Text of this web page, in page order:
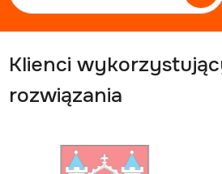
Klienci
rozwiązania